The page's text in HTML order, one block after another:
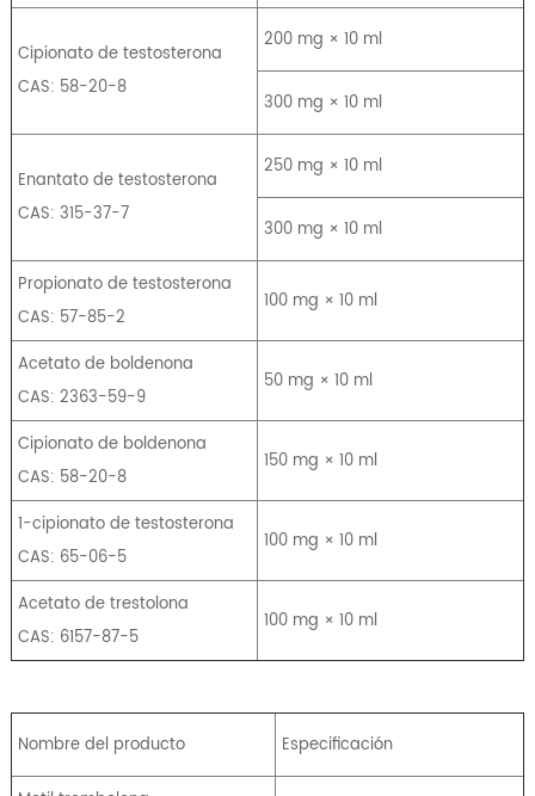
Cipionato de testosterona
CAS: 58-20-8
200 mg × 10 ml
300 mg × 10 ml
Enantato de testosterona
CAS: 315-37-7
250 mg × 10 ml
300 mg × 10 ml
Propionato de testosterona
CAS: 57-85-2
100 mg × 10 ml
Acetato de boldenona
CAS: 2363-59-9
50 mg × 10 ml
Cipionato de boldenona
CAS: 58-20-8
150 mg × 10 ml
1-cipionato de testosterona
CAS: 65-06-5
100 mg × 10 ml
Acetato de trestolona
CAS: 6157-87-5
100 mg × 10 ml
Nombre del producto Especificación